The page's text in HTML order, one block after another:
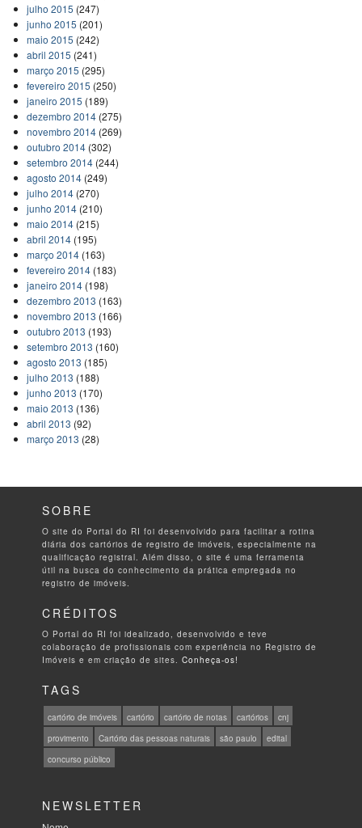
julho 2015 (247)
junho 2015 (201)
maio 2015 (242)
abril 2015 (241)
março 2015 (295)
fevereiro 2015 (250)
janeiro 2015 (189)
dezembro 2014(275)
novembro 2014(269)
outubro 2014(302)
setembro 2014(244)
agosto 2014(249)
julho 2014(270)
junho 2014(210)
maio 2014(215)
abril 2014(195)
março 2014(163)
fevereiro 2014(183)
janeiro 2014(198)
dezembro 2013 (163)
novembro 2013 (166)
outubro 2013 (193)
setembro 2013 (160)
agosto 2013 (185)
julho 2013 (188)
junho 2013 (170)
maio 2013 (136)
abril 2013 (92)
março 2013 (28)
SOBRE
O site do Portal do RI foi desenvolvido para facilitar a rotina
diária dos cartórios de registro de imóveis, especialmente na
qualificação registral. Além disso, o site é uma ferramenta
útil na busca do conhecimento da prática empregada no
registro de imóveis.
CRÉDITOS
O Portal do RI foi idealizado, desenvolvido e teve
colaboração de profissionais com experiência no Registro de
Imóveis e em criação de sites.Conheça-os!
TAGS
cartório de imóveis cartório cartório de notas cartórios
cnj
provimento
Cartório das pessoas naturais são paulo
edital
concurso público
NEWSLETTER